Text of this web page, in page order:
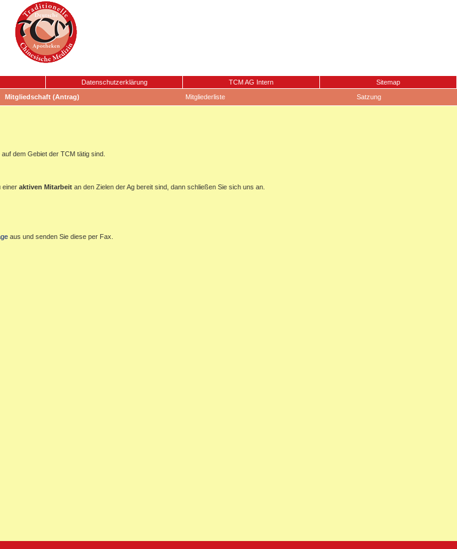
Datenschutzerklärung TCM AG Intern
Sitemap
Mitgliedschaft (Antrag) Mitgliederliste Satzung
dem Gebiet der TCM tätig sind.
einer aktiven Mitarbeit an den Zielen der Ag bereit sind, dann schließen Sie sich uns an.
aus und senden Sie diese per Fax.